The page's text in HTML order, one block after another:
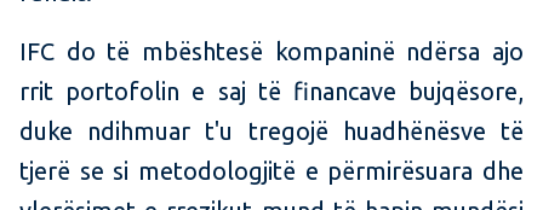
IFC do të mbështesë kompaninë ndërsa ajo
rrit portofolin e saj të financave bujqësore,
duke ndihmuar t'u tregojë huadhënësve të
tjerë se si metodologjitë e përmirësuara dhe